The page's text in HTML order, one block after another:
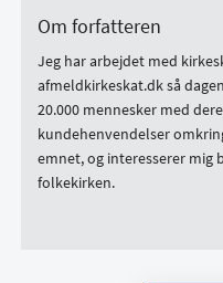
Om forfatteren
Jeg har arbejdet med
afmeldkirkeskat.dk så
20.000 mennesker med
kundehenvendelser
emnet, og interesserer mig
folkekirken.